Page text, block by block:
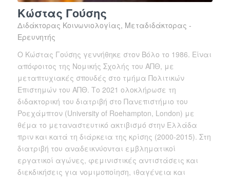
Κώστας Γούσης
Διδάκτορας Κοινωνιολογίας, Μεταδιδάκτορας -
Ερευνητής
Ο Κώστας Γούσης γεννήθηκε στον Βόλο το 1986. Είναι
απόφοιτος της Νομικής Σχολής του ΑΠΘ, με
μεταπτυχιακές σπουδές στο τμήμα Πολιτικών
Επιστημών του ΑΠΘ. Το 2021 ολοκλήρωσε τη
διδακτορική του διατριβή στο Πανεπιστήμιο του
Ροεχάμπτον (University of Roehampton, London) με
θέμα το μεταναστευτικό ακτιβισμό στην Ελλάδα
πριν και κατά τη διάρκεια της κρίσης (2000-2015). Στη
διατριβή του αναδεικνύονται εμβληματικοί
εργατικοί αγώνες, φεμινιστικές αντιστάσεις και
διεκδικήσεις για νομιμοποίηση, ιθαγένεια και